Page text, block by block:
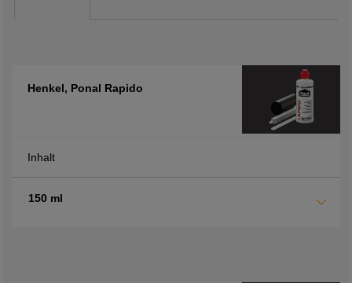
Henkel, Ponal Rapido
Inhalt
150 ml